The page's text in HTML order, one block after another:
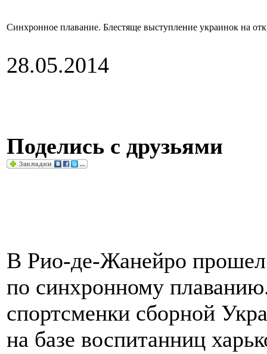
Синхронное плавание. Блестяще выступление украинок на
28.05.2014
Поделись с друзьями
В Рио-де-Жанейро
по синхронному
спортсменки сборной
на базе воспитанниц